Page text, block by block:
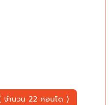
ำนวน 22 คอนโด )